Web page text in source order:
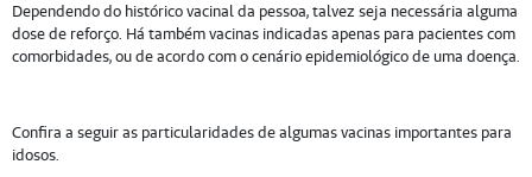
Dependendo do histórico vacinal da pessoa, talvez seja necessária alguma
dose de reforço. Há também vacinas indicadas apenas para pacientes com
comorbidades, ou de acordo com o cenário epidemiológico de uma doença.
Confira a seguir as particularidades de algumas vacinas importantes para
idosos.